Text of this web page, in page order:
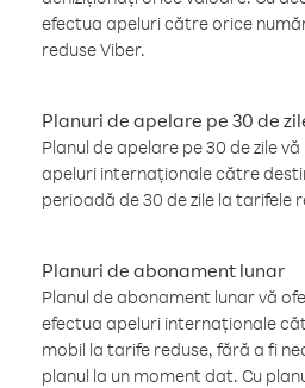
efectua apeluri către orice
reduse Viber.
Planuri de apelare pe 30 de
Planul de apelare pe 30 de zile
apeluri internaționale către
perioadă de 30 de zile la tarifele
Planuri de abonament lunar
Planul de abonament lunar vă
efectua apeluri internaționale
mobil la tarife reduse, fără a fi
planul la un moment dat. Cu